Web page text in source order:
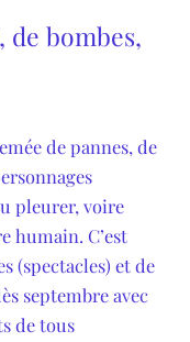
de bombes,
de pannes, de
pleurer, voire
humain. C’est
(spectacles) et de
septembre avec
de tous